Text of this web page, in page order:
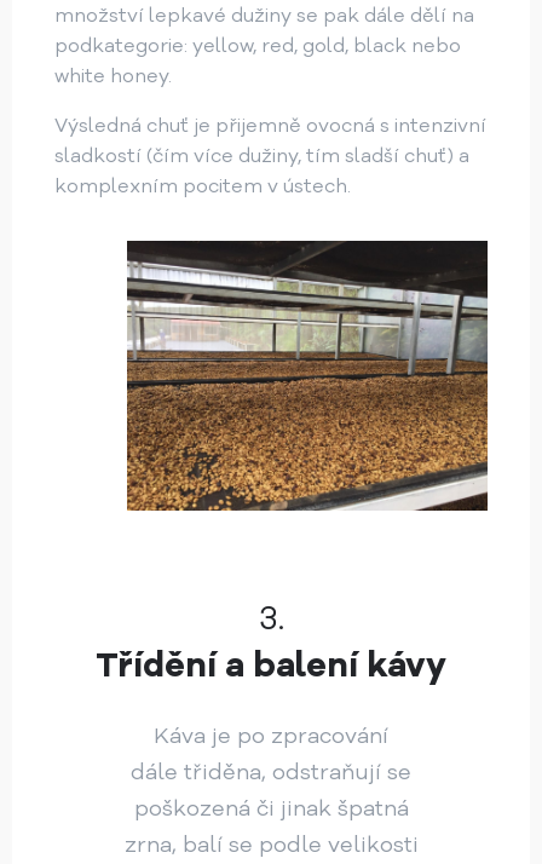
množství lepkavé dužiny se pak dále dělí na
podkategorie: yellow, red, gold, black nebo
white honey.
Výsledná chuť je přijemně ovocná s intenzivní
sladkostí (čím více dužiny, tím sladší chuť) a
komplexním pocitem v ústech.
3.
Třídění a balení kávy
Káva je po zpracování
dále třiděna, odstraňují se
poškozená či jinak špatná
zrna, balí se podle velikosti